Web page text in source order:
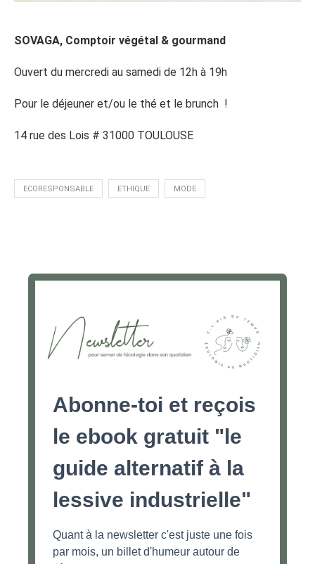
SOVAGA, Comptoir végétal & gourmand
Ouvert du mercredi au samedi de 12h à 19h
Pour le déjeuner et/ou le thé et le brunch !
14 rue des Lois # 31000 TOULOUSE
ECORESPONSABLE ETHIQUE MODE